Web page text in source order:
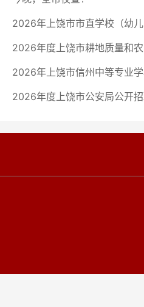
2026年上饶市市直学校（幼
2026年度上饶市耕地质量和
2026年上饶市信州中等专业
2026年度上饶市公安局公开